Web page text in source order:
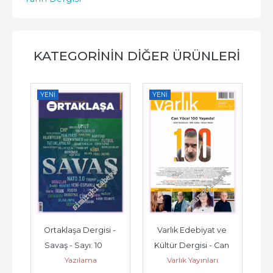
KATEGORININ DIĞER ÜRÜNLERI
YENI
Ortaklaşa Dergisi -
Savaş - Sayı: 10
2026
Yazılama
YENI
Varlık Edebiyat ve
Kültür Dergisi - Can
Yücel 100 Yaşında -
Varlık Yayınları